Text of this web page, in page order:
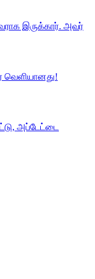
இருக்கார். அவர்
வெளியானது!
அப்டேட்டை